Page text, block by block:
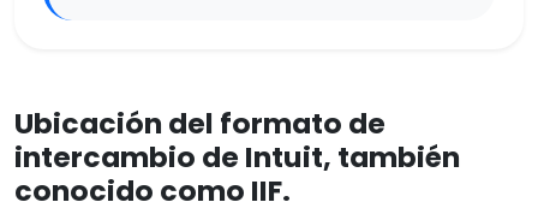
Ubicación del formato de
intercambio de Intuit, también
conocido como IIF.